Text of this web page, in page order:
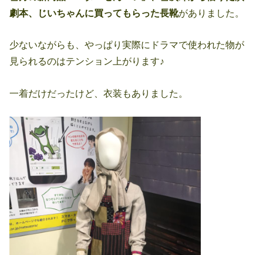
劇本、じいちゃんに買ってもらった長靴がありました。
少ないながらも、やっぱり実際にドラマで使われた物が
見られるのはテンション上がります♪
一着だけだったけど、衣装もありました。